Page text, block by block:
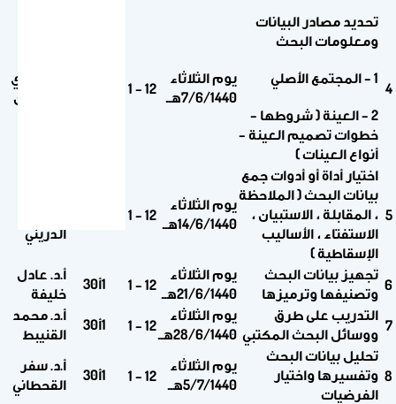
4
تحديد مصادر البيانات
ومعلومات البحث
1 – المجتمع الأصلي
2 – العينة ( شروطها –
خطوات تصميم العينة –
أنواع العينات )
يوم الثلاثاء
7/6/1440هــ
12 – 1
أ.د. مهدي
السلطان
5
اختيار أداة أو أدوات جمع
بيانات البحث ( الملاحظة
، المقابلة ، الاستبيان ،
الاستفتاء ، الأساليب
الإسقاطية )
يوم الثلاثاء
14/6/1440هــ
12 – 1
الدريني
6
تجهيز بيانات البحث
وتصنيفها وترميزها
يوم الثلاثاء
21/6/1440هــ
12 – 1 1أ30
أ.د. عادل
خليفة
7
التدريب على طرق
ووسائل البحث المكتبي
يوم الثلاثاء
28/6/1440هــ
12 – 1 1أ30
أ.د. محمد
القنيبط
8
تحليل بيانات البحث
وتفسيرها واختيار
الفرضيات
يوم الثلاثاء
5/7/1440هــ
12 – 1 1أ30
أ.د. سفر
القحطاني